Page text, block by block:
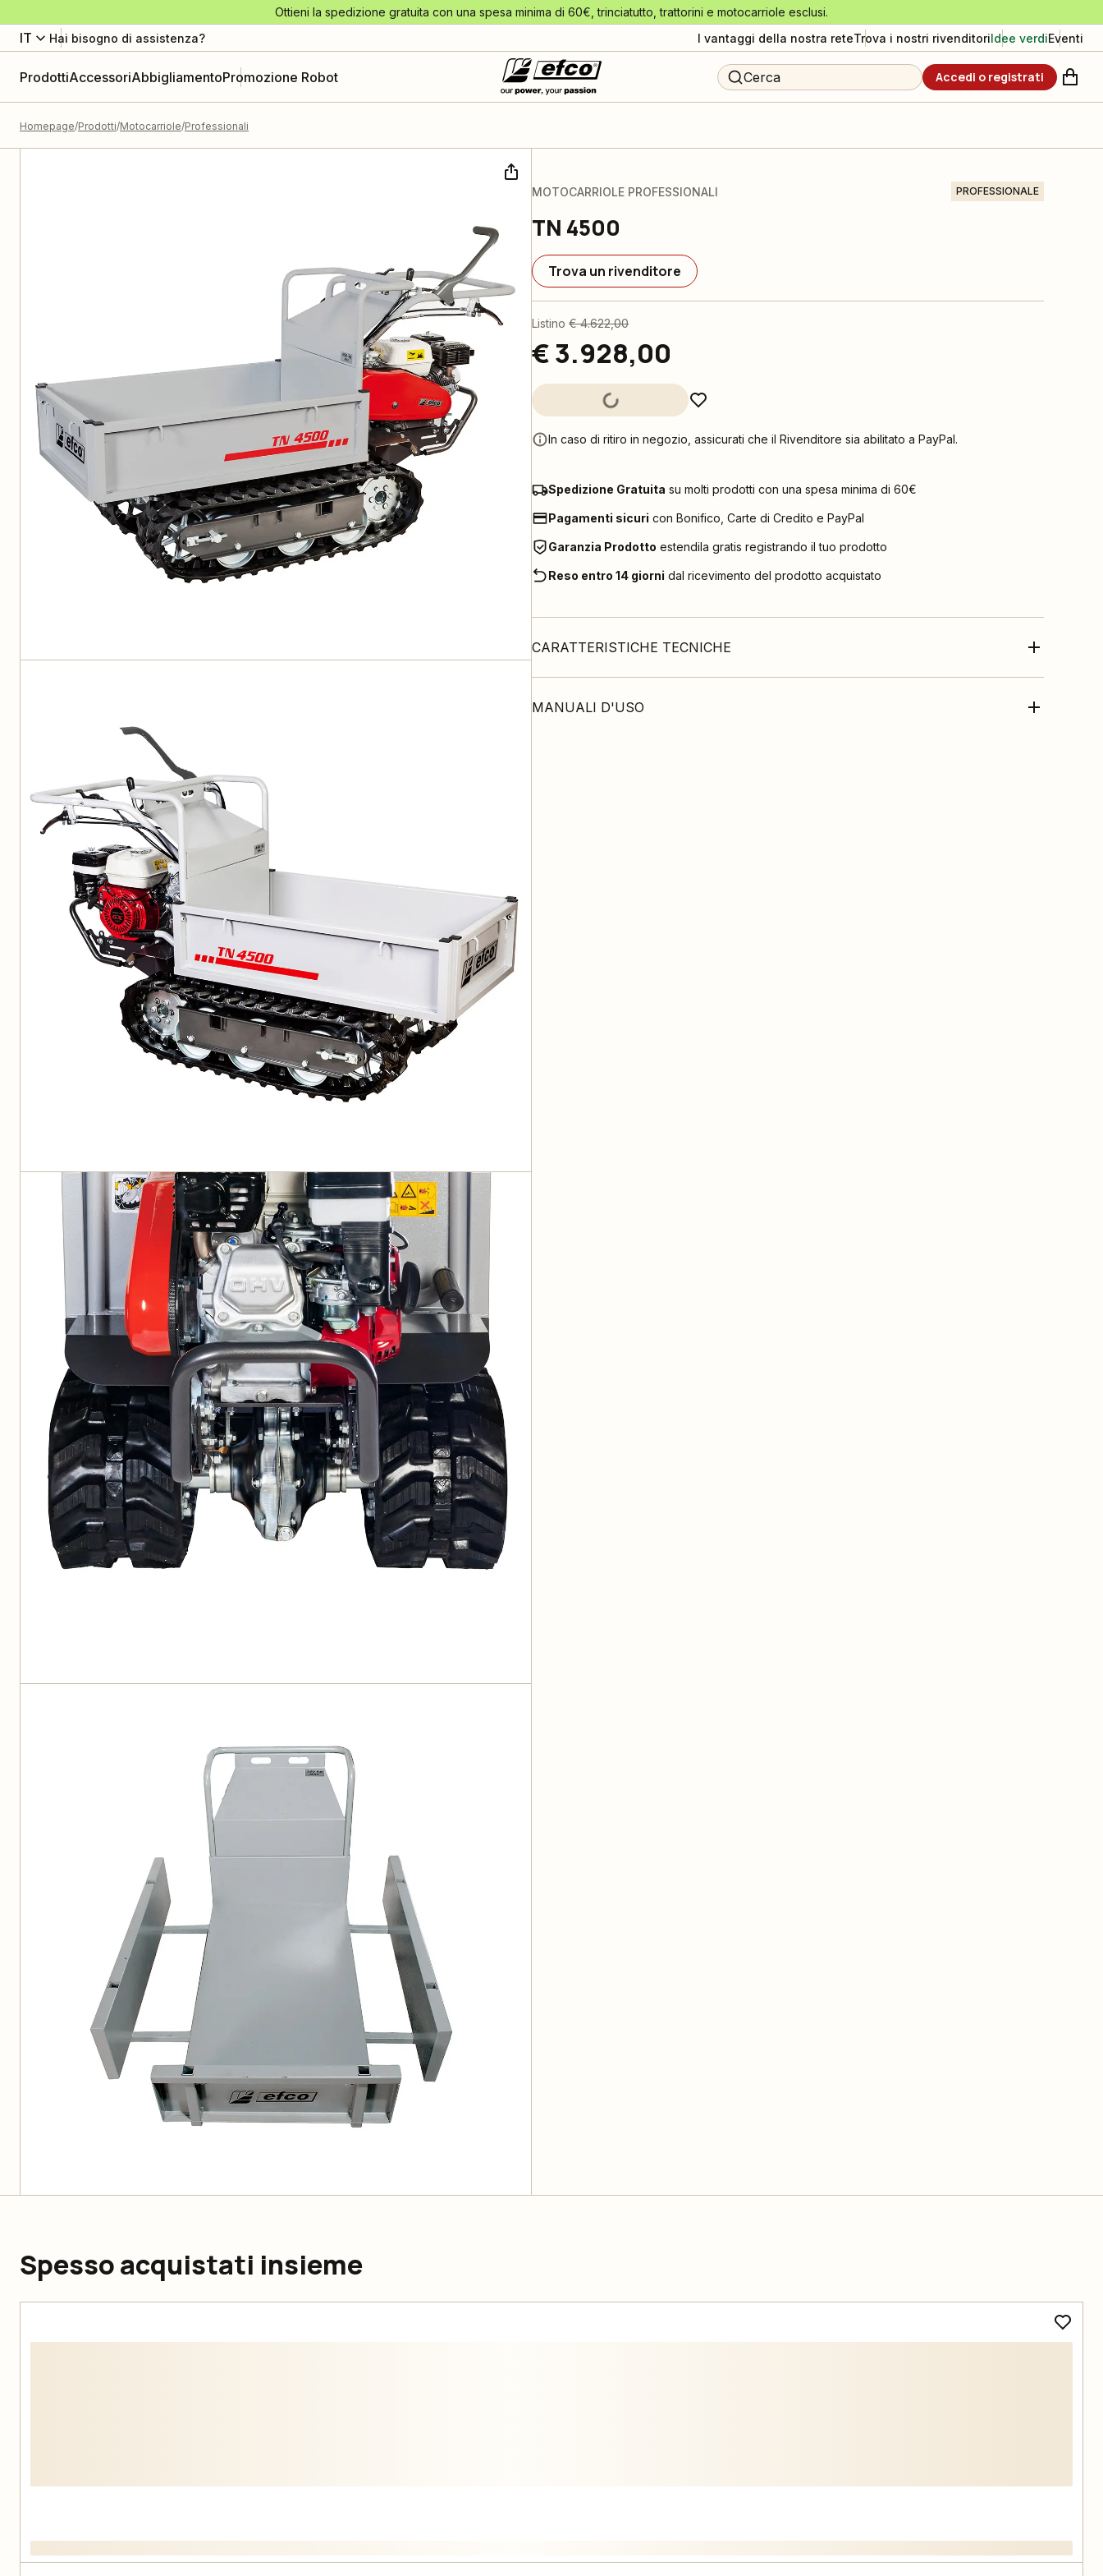
Ottieni la spedizione gratuita con una spesa minima di 60€, trinciatutto, trattorini e motocarriole esclusi.
IT Hai bisogno di assistenza? I vantaggi della nostra reteTrova i nostri rivenditoriIdee verdiEventi
ProdottiAccessoriAbbigliamentoPromozione Robot Cerca Accedi o registrati
Homepage Prodotti Motocarriole Professionali
MOTOCARRIOLE PROFESSIONALI PROFESSIONALE
TN 4500
Trova un rivenditore
Listino € 4.622,00
€ 3.928,00
In caso di ritiro in negozio, assicurati che il Rivenditore sia abilitato a PayPal.
Spedizione Gratuita su molti prodotti con una spesa minima di 60€
Pagamenti sicuri con Bonifico, Carte di Credito e PayPal
Garanzia Prodotto estendila gratis registrando il tuo prodotto
Reso entro 14 giorni dal ricevimento del prodotto acquistato
CARATTERISTICHE TECNICHE
MANUALI D'USO
Spesso acquistati insieme